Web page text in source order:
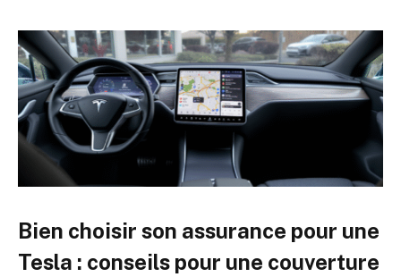
Bien choisir son assurance pour une
Tesla : conseils pour une couverture